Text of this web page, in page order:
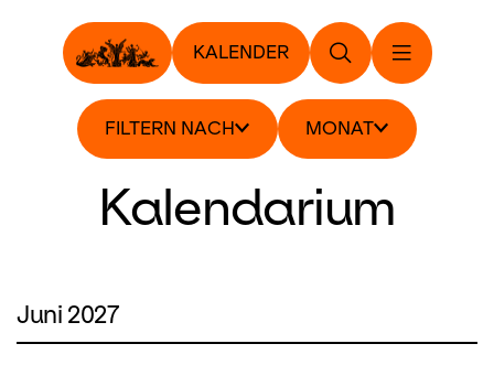
KALENDER
FILTERN NACH MONAT
Kalendarium
Juni 2027